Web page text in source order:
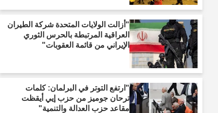
"أزالت الولايات المتحدة شركة الطيران
العراقية المرتبطة بالحرس الثوري
الإيراني من قائمة العقوبات"
"ارتفع التوتر في البرلمان: كلمات
ترحان جوميز من حزب إيي أيقظت
مقاعد حزب العدالة والتنمية"